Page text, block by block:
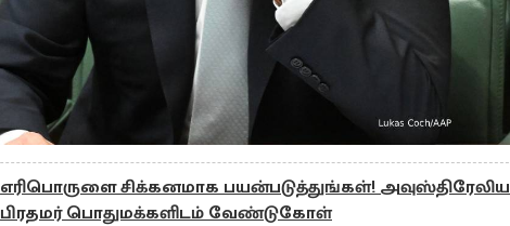
எரிபொருளை சிக்கனமாக பயன்படுத்துங்கள்! அவுஸ்திரேலிய
பிரதமர் பொதுமக்களிடம் வேண்டுகோள்